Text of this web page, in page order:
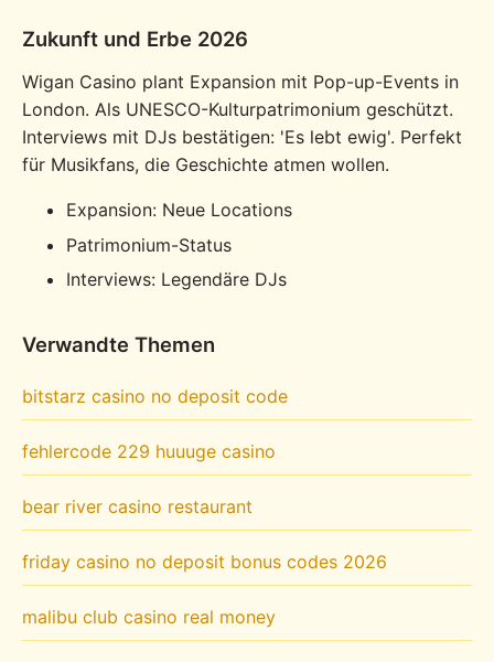
Zukunft und Erbe 2026
Wigan Casino plant Expansion mit Pop-up-Events in
London. Als UNESCO-Kulturpatrimonium geschützt.
Interviews mit DJs bestätigen: 'Es lebt ewig'. Perfekt
für Musikfans, die Geschichte atmen wollen.
Expansion: Neue Locations
Patrimonium-Status
Interviews: Legendäre DJs
Verwandte Themen
bitstarz casino no deposit code
fehlercode 229 huuuge casino
bear river casino restaurant
friday casino no deposit bonus codes 2026
malibu club casino real money